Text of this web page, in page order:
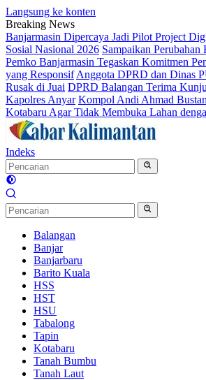
Langsung ke konten
Breaking News
Banjarmasin Dipercaya Jadi Pilot Project
Sosial Nasional 2026 Sampaikan
Pemko Banjarmasin Tegaskan Komitmen
yang Responsif Anggota DPRD dan Dinas
Rusak di Juai DPRD Balangan Terima
Kapolres Anyar Kompol Andi Ahmad
Kotabaru Agar Tidak Membuka Lahan
Indeks
Balangan
Banjar
Banjarbaru
Barito Kuala
HSS
HST
HSU
Tabalong
Tapin
Kotabaru
Tanah Bumbu
Tanah Laut